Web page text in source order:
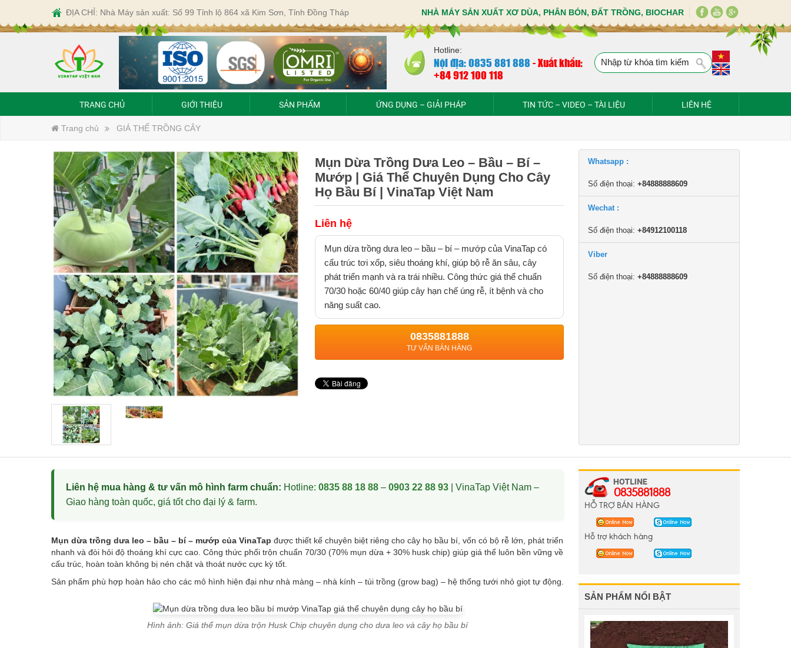
ĐỊA CHỈ: Nhà Máy sản xuất: Số 99 Tỉnh lộ 864 xã Kim Sơn, Tỉnh Đồng Tháp NHÀ MÁY SẢN XUẤT XƠ DÙA, PHÂN BÓN, ĐẤT TRỒNG, BIOCHAR
Hotline:
Nội địa: 0835 881 888 -Xuất khẩu:
+84 912 100 118
TRANG CHỦ GIỚI THIỆU SẢN PHẨM ỨNG DỤNG – GIẢI PHÁP TIN TỨC – VIDEO – TÀI LIỆU LIÊN HỆ
Trang chủ GIÁ THỂ TRỒNG CÂY
Mụn Dừa Trồng Dưa Leo – Bầu – Bí –
Mướp | Giá Thể Chuyên Dụng Cho Cây
Họ Bầu Bí | VinaTap Việt Nam
Liên hệ
Mụn dừa trồng dưa leo – bầu – bí – mướp của VinaTap có
cấu trúc tơi xốp, siêu thoáng khí, giúp bộ rễ ăn sâu, cây
phát triển mạnh và ra trái nhiều. Công thức giá thể chuẩn
70/30 hoặc 60/40 giúp cây hạn chế úng rễ, ít bệnh và cho
năng suất cao.
0835881888
TƯ VẤN BÁN HÀNG
Whatsapp :
Số điện thoại:+84888888609
Wechat :
Số điện thoại:+84912100118
Viber
Số điện thoại:+84888888609
Liên hệ mua hàng & tư vấn mô hình farm chuẩn: Hotline: 0835 88 18 88 – 0903 22 88 93 | VinaTap Việt Nam –
Giao hàng toàn quốc, giá tốt cho đại lý & farm.
Mụn dừa trồng dưa leo – bầu – bí – mướp của VinaTap được thiết kế chuyên biệt riêng cho cây họ bầu bí, vốn có bộ rễ lớn, phát triển
nhanh và đòi hỏi độ thoáng khí cực cao. Công thức phối trộn chuẩn 70/30 (70% mụn dừa + 30% husk chip) giúp giá thể luôn bền vững về
cấu trúc, hoàn toàn không bị nén chặt và thoát nước cực kỳ tốt.
Sản phẩm phù hợp hoàn hảo cho các mô hình hiện đại như nhà màng – nhà kính – túi trồng (grow bag) – hệ thống tưới nhỏ giọt tự động.
Hình ảnh: Giá thể mụn dừa trộn Husk Chip chuyên dụng cho dưa leo và cây họ bầu bí
0835881888
HỖ TRỢ BÁN HÀNG
Hỗ trợ khách hàng
SẢN PHẨM NỔI BẬT